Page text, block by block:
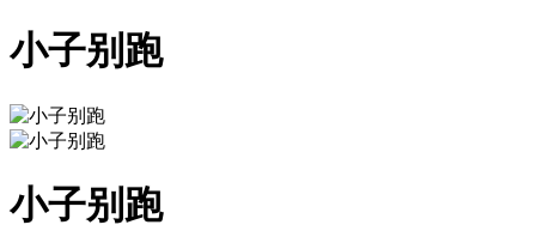
小子别跑
小子别跑